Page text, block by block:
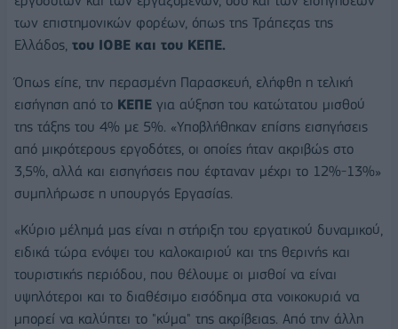
των επιστημονικών φορέων, όπως της Τράπεζας της
Ελλάδος, του ΙΟΒΕ και του ΚΕΠΕ.
Όπως είπε, την περασμένη Παρασκευή, ελήφθη η τελική
εισήγηση από το ΚΕΠΕ για αύξηση του κατώτατου μισθού
της τάξης του 4% με 5%. «Υποβλήθηκαν επίσης εισηγήσεις
από μικρότερους εργοδότες, οι οποίες ήταν ακριβώς στο
3,5%, αλλά και εισηγήσεις που έφταναν μέχρι το 12%-13%»
συμπλήρωσε η υπουργός Εργασίας.
«Κύριο μέλημά μας είναι η στήριξη του εργατικού δυναμικού,
ειδικά τώρα ενόψει του καλοκαιριού και της θερινής και
τουριστικής περιόδου, που θέλουμε οι μισθοί να είναι
υψηλότεροι και το διαθέσιμο εισόδημα στα νοικοκυριά να
μπορεί να καλύπτει το "κύμα" της ακρίβειας. Από την άλλη